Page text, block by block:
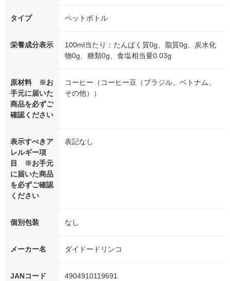
タイプ ペットボトル
栄養成分表示
100ml当たり：たんぱく質0g、脂質0g、炭水化
物0g、糖類0g、食塩相当量0.03g
原材料 ※お
手元に届いた
商品を必ずご
確認ください
コーヒー（コーヒー豆（ブラジル、ベトナム、
その他））
表示すべきア
レルギー項
目 ※お手元
に届いた商品
を必ずご確認
ください
表記なし
個別包装 なし
メーカー名 ダイドードリンコ
JANコード 4904910119691